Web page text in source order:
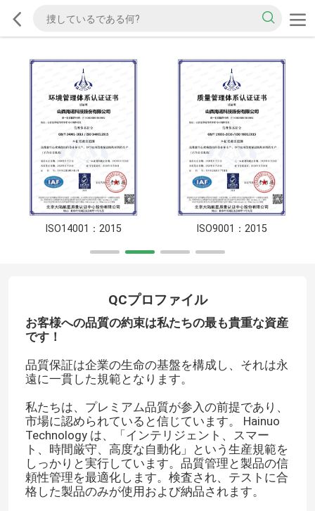
ISO14001：2015 ISO9001：2015
QCプロファイル
お客様への品質の約束は私たちの最も貴重な資産
です！
品質保証は企業の生命の基盤を構成し、それは永
遠に一貫した規範となります。
私たちは、プレミアム品質が参入の前提であり、
市場に認められていると信じています。 Hainuo
Technology は、「インテリジェント、スマー
ト、時間厳守、高度な自動化」という生産規範を
しっかりと実行しています。品質管理と製品の信
頼性管理を最適化します。検査され、テストに合
格した製品のみが使用および納品されます。